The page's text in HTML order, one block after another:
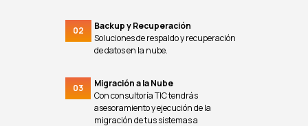
02
Backup y Recuperación
Soluciones de respaldo y recuperación
de datos en la nube.
03
Migración a la Nube
Con consultoría TIC tendrás
asesoramiento y ejecución de la
migración de tus sistemas a